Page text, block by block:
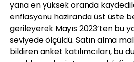
yana en yüksek oranda
enflasyonu haziranda üst üste
gerileyerek Mayıs 2023’ten bu
seviyede ölçüldü. Satın alma
bildiren anket katılımcıları, bu